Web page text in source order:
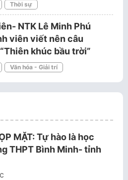
Thời sự
NTK Lê Minh Phú
viên viết nên câu
khúc bầu trời”
Văn hóa - Giải trí
MẶT: Tự hào là học
THPT Bình Minh- tỉnh